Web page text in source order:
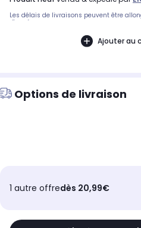
Les délais de livraisons peuvent être
d'année.
Ajouter au
Options de livraison
1 autre offredès 20,99€